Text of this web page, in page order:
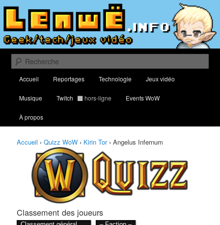
Aller
contenu
principal
Aller
contenu
secondaireLenwë – Culture geek, tech et jeux
vidéo
Classement des meilleurs joueurs au Quizz World of Warcraft
Recherche
principal
Accueil Reportages Technologie Jeux vidéo
Musique Twitch hors-ligne Events WoW
À propos
Accueil › Quizz WoW › Kirin Tor › Angelus Infernum
Classement des joueurs